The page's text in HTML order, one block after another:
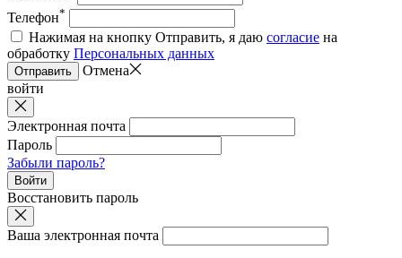
Телефон*
Нажимая на кнопку Отправить, я даю согласие на
обработку Персональных данных
Отправить
Отмена
войти
Электронная почта
Пароль
Забыли пароль?
Войти
Восстановить пароль
Ваша электронная почта